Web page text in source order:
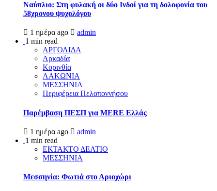
Ναύπλιο: Στη φυλακή οι δύο Ινδοί για τη δολοφονία του
58χρονου ψυχολόγου
1 ημέρα ago
admin
1 min read
ΑΡΓΟΛΙΔΑ
Αρκαδία
Κορινθία
ΛΑΚΩΝΙΑ
ΜΕΣΣΗΝΙΑ
Περιφέρεια Πελοποννήσου
Παρέμβαση ΠΕΣΠ για MERE Ελλάς
1 ημέρα ago
admin
1 min read
ΕΚΤΑΚΤΟ ΔΕΛΤΙΟ
ΜΕΣΣΗΝΙΑ
Μεσσηνία: Φωτιά στο Αριοχώρι